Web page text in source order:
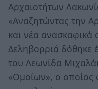
Αρχαιοτήτων
«Αναζητώντας την
και νέα ανασκαφικά
Δεληβορριά δόθηκε
του Λεωνίδα
«Ομοίων», ο οποίος